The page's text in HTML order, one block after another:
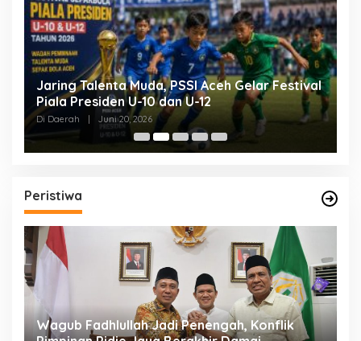
Jaring Talenta Muda, PSSI Aceh Gelar Festival
Piala Presiden U-10 dan U-12
Di Daerah | Juni 20, 2026
Peristiwa
Wagub Fadhlullah Jadi Penengah, Konflik